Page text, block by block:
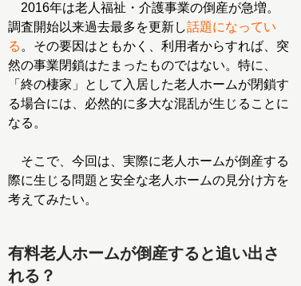
2016年は老人福祉・介護事業の倒産が急増。
調査開始以来過去最多を更新し話題になってい
る 。その要因はともかく、利用者からすれば、突
然の事業閉鎖はたまったものではない。特に、
「終の棲家」として入居した老人ホームが閉鎖す
る場合には、必然的に多大な混乱が生じることに
なる。
そこで、今回は、実際に老人ホームが倒産する
際に生じる問題と安全な老人ホームの見分け方を
考えてみたい。
有料老人ホームが倒産すると追い出さ
れる？